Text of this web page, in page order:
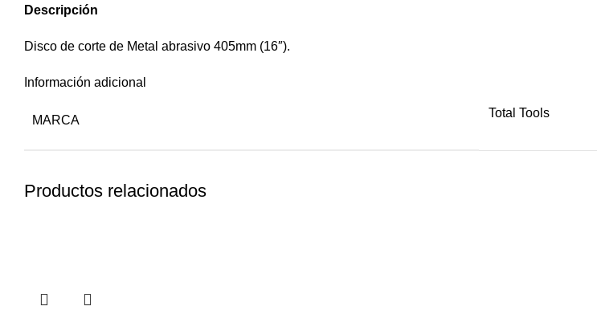
Descripción
Disco de corte de Metal abrasivo 405mm (16″).
Información adicional
MARCA
Total Tools
Productos relacionados